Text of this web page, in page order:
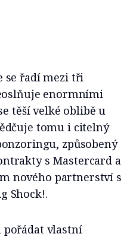
se řadí mezi tři
enormními
těší velké oblibě u
tomu i citelný
způsobený
s Mastercard a
nového partnerství s
Shock!.
pořádat vlastní